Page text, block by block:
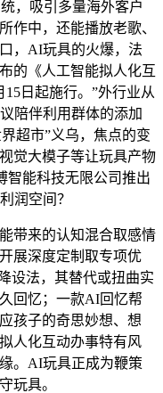
，吸引多量海外客户
作中，还能播放老歌、
，AI玩具的火爆，法
的《人工智能拟人化互
日起施行。”外行业从
陪伴利用群体的添加
超市”义乌，焦点的变
觉大模子等让玩具产物
智能科技无限公司推出
润空间？
来的认知混合取感情
展深度定制取专项优
设法，其替代或扭曲实
回忆；一款AI回忆帮
孩子的奇思妙想、想
人化互动办事特有风
。AI玩具正成为鞭策
玩具。